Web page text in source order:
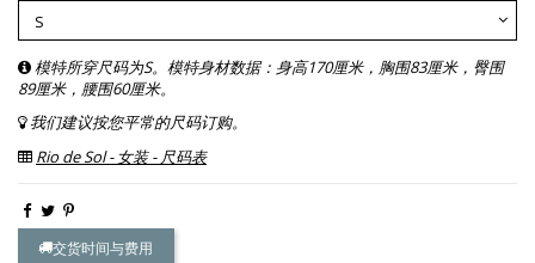
模特所穿尺码为S。模特身材数据：身高170厘米，胸围83厘米，臀围
89厘米，腰围60厘米。
我们建议按您平常的尺码订购。
Rio de Sol - 女装 - 尺码表
交货时间与费用